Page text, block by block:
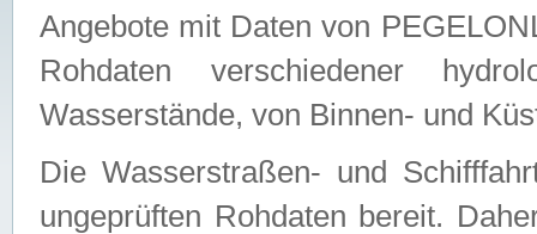
Angebote mit Daten von
Rohdaten verschiedener
Wasserstände, von Binnen- und
Die Wasserstraßen- und
ungeprüften Rohdaten bereit.